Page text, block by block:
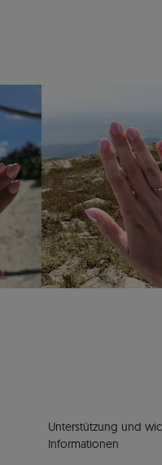
Unterstützung und
Informationen